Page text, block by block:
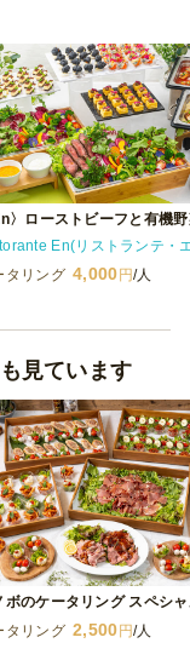
En(リストランテ・
タリング 4,000 円/人
見ています
ボのケータリング スペシ
タリング 2,500円/人